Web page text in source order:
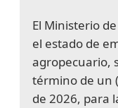
El Ministerio
el estado de
agropecuario,
término de un
de 2026, para